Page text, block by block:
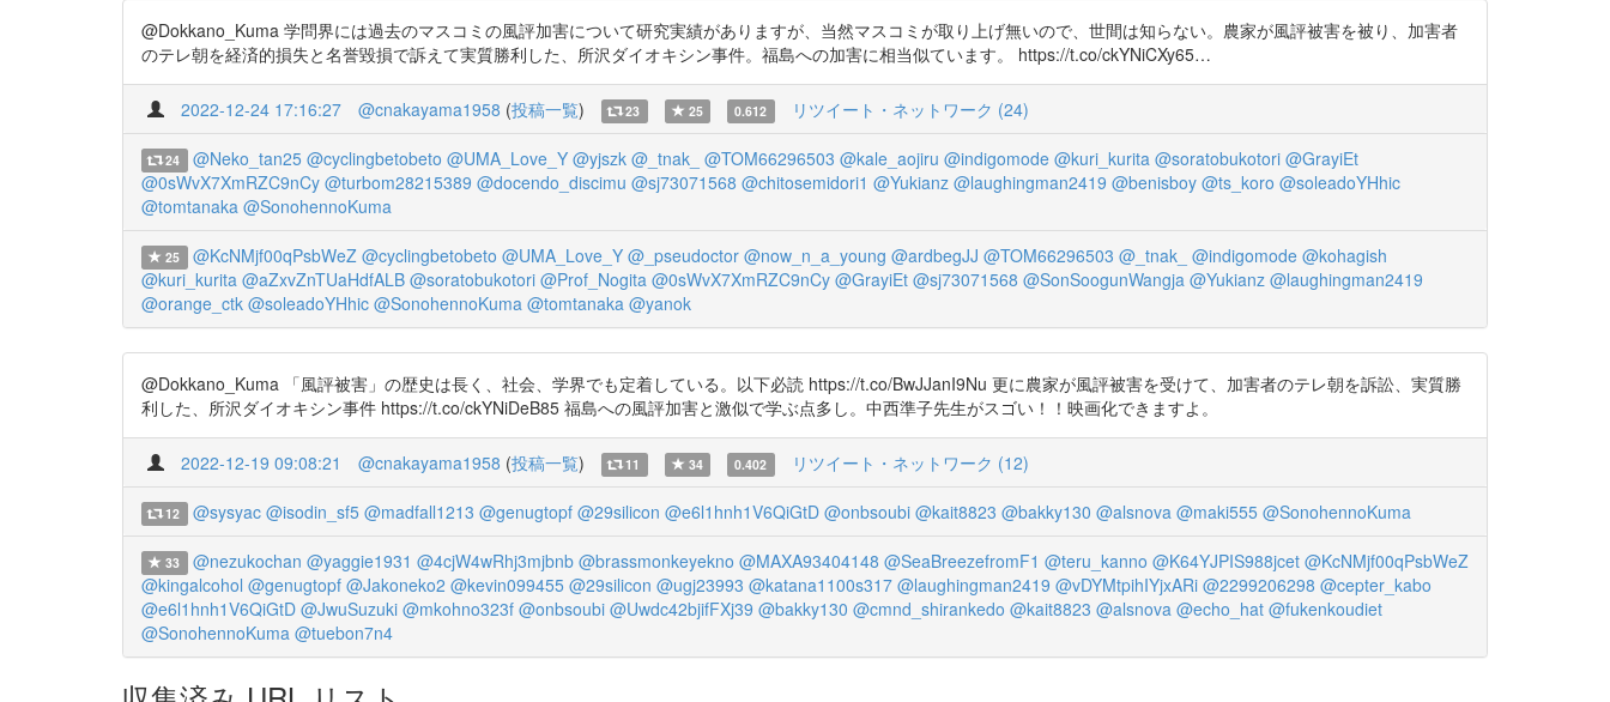
@Dokkano_Kuma 学問界には過去のマスコミの風評加害について研究実績がありますが、当然マスコミが取り上げ無いので、世間は知らない。農家が風評被害を被り、加害者
のテレ朝を経済的損失と名誉毀損で訴えて実質勝利した、所沢ダイオキシン事件。福島への加害に相当似ています。 https://t.co/ckYNiCXy65…
2022-12-24 17:16:27 @cnakayama1958 (投稿一覧) 23 25 0.612 リツイート・ネットワーク (24)
24 @Neko_tan25 @cyclingbetobeto @UMA_Love_Y @yjszk @_tnak_ @TOM66296503 @kale_aojiru @indigomode @kuri_kurita @soratobukotori @GrayiEt
@0sWvX7XmRZC9nCy @turbom28215389 @docendo_discimu @sj73071568 @chitosemidori1 @Yukianz @laughingman2419 @benisboy @ts_koro @soleadoYHhic
@tomtanaka @SonohennoKuma
25 @KcNMjf00qPsbWeZ @cyclingbetobeto @UMA_Love_Y @_pseudoctor @now_n_a_young @ardbegJJ @TOM66296503 @_tnak_ @indigomode @kohagish
@kuri_kurita @aZxvZnTUaHdfALB @soratobukotori @Prof_Nogita @0sWvX7XmRZC9nCy @GrayiEt @sj73071568 @SonSoogunWangja @Yukianz @laughingman2419
@orange_ctk @soleadoYHhic @SonohennoKuma @tomtanaka @yanok
@Dokkano_Kuma 「風評被害」の歴史は長く、社会、学界でも定着している。以下必読 https://t.co/BwJJanI9Nu 更に農家が風評被害を受けて、加害者のテレ朝を訴訟、実質勝
利した、所沢ダイオキシン事件 https://t.co/ckYNiDeB85 福島への風評加害と激似で学ぶ点多し。中西準子先生がスゴい！！映画化できますよ。
2022-12-19 09:08:21 @cnakayama1958 (投稿一覧) 11 34 0.402 リツイート・ネットワーク (12)
12 @sysyac @isodin_sf5 @madfall1213 @genugtopf @29silicon @e6l1hnh1V6QiGtD @onbsoubi @kait8823 @bakky130 @alsnova @maki555 @SonohennoKuma
33 @nezukochan @yaggie1931 @4cjW4wRhj3mjbnb @brassmonkeyekno @MAXA93404148 @SeaBreezefromF1 @teru_kanno @K64YJPIS988jcet @KcNMjf00qPsbWeZ
@kingalcohol @genugtopf @Jakoneko2 @kevin099455 @29silicon @ugj23993 @katana1100s317 @laughingman2419 @vDYMtpihIYjxARi @2299206298 @cepter_kabo
@e6l1hnh1V6QiGtD @JwuSuzuki @mkohno323f @onbsoubi @Uwdc42bjifFXj39 @bakky130 @cmnd_shirankedo @kait8823 @alsnova @echo_hat @fukenkoudiet
@SonohennoKuma @tuebon7n4